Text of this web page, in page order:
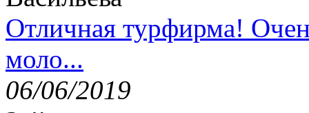
Отличная турфирма!
моло...
06/06/2019